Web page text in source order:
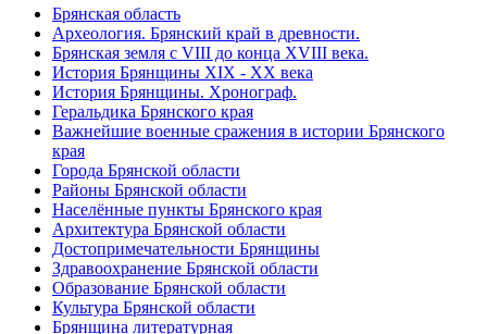
Брянская область
Археология. Брянский край в древности.
Брянская земля с VIII до конца XVIII века.
История Брянщины XIX - XX века
История Брянщины. Хронограф.
Геральдика Брянского края
Важнейшие военные сражения в истории Брянского
края
Города Брянской области
Районы Брянской области
Населённые пункты Брянского края
Архитектура Брянской области
Достопримечательности Брянщины
Здравоохранение Брянской области
Образование Брянской области
Культура Брянской области
Брянщина литературная